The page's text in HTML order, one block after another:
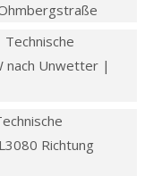
Technische
nach Unwetter |
Richtung